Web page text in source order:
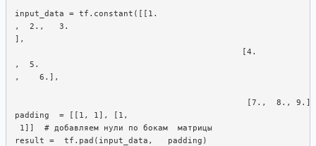
input_data = tf.constant([[1.
,  2.,   3.
],
                                              [4.
,  5.
,    6.],
[7.,  8.,
padding  = [[1, 1], [1,
1]]  # добавляем нули по бокам  матрицы
result =  tf.pad(input_data,   padding)